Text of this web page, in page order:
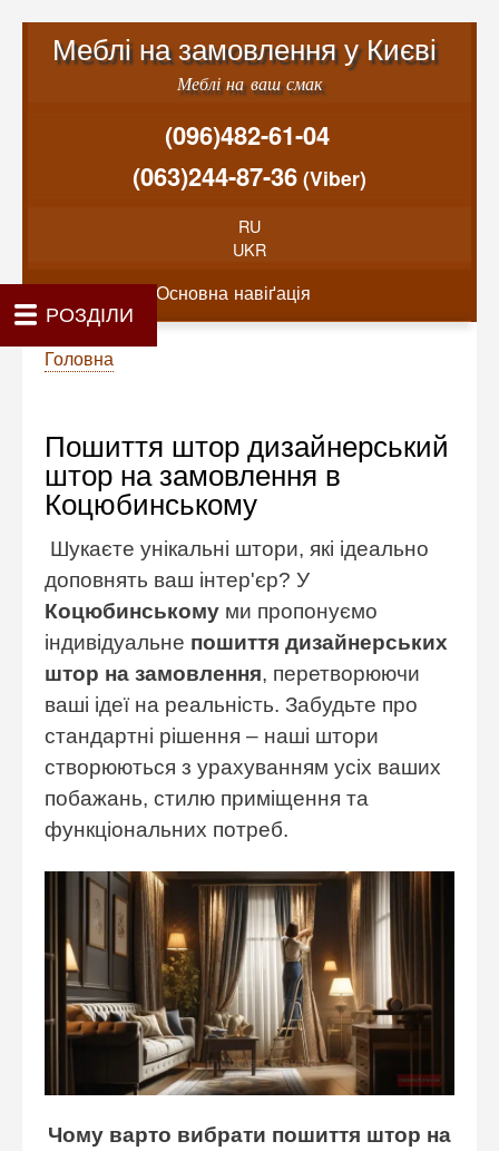
Перейти до основного
Меню облікового запису користувача
Меблі на замовлення у Києві
Меблі на ваш смак
(096)482-61-04
(063)244-87-36 (Viber)
RU
UKR
Основна навіґація
Показати — Основна навіґація
Як проводиться замовлення меблів
Матеріали та фурнітура
Вартість виготовлення меблів
Рядок навіґації
Головна
Пошиття штор дизайнерський
штор на замовлення в
Коцюбинському
Шукаєте унікальні штори, які ідеально
доповнять ваш інтер'єр? У
Коцюбинському ми пропонуємо
індивідуальне пошиття дизайнерських
штор на замовлення, перетворюючи
ваші ідеї на реальність. Забудьте про
стандартні рішення – наші штори
створюються з урахуванням усіх ваших
побажань, стилю приміщення та
функціональних потреб.
Чому варто вибрати пошиття штор на
РОЗДІЛИ